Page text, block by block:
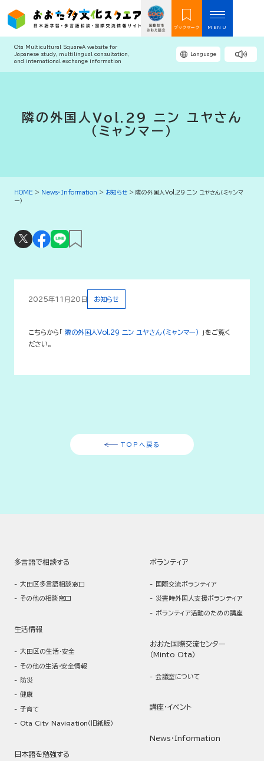
ブックマーク MENU
Ota Multicultural SquareA website for
Japanese study, multilingual consultation,
and international exchange information
Language
隣の外国人Vol.29 ニン ユヤさん
（ミャンマー）
HOME > News・Information > お知らせ > 隣の外国人Vol.29 ニン ユヤさん（ミャンマ
ー）
2025年11月20日 お知らせ
こちらから「 隣の外国人Vol.29 ニン ユヤさん（ミャンマー）
」をご覧く
ださい。
TOPへ戻る
多言語で相談する
大田区多言語相談窓口
その他の相談窓口
生活情報
大田区の生活・安全
その他の生活・安全情報
防災
健康
子育て
Ota City Navigation（旧紙版）
日本語を勉強する
ボランティア
国際交流ボランティア
災害時外国人支援ボランティア
ボランティア活動のための講座
おおた国際交流センター
（Minto Ota）
会議室について
講座・イベント
News・Information